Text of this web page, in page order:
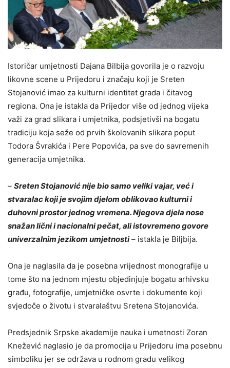
Istoričar umjetnosti Dajana Bilbija govorila je o razvoju
likovne scene u Prijedoru i značaju koji je Sreten
Stojanović imao za kulturni identitet grada i čitavog
regiona. Ona je istakla da Prijedor više od jednog vijeka
važi za grad slikara i umjetnika, podsjetivši na bogatu
tradiciju koja seže od prvih školovanih slikara poput
Todora Švrakića i Pere Popovića, pa sve do savremenih
generacija umjetnika.
– Sreten Stojanović nije bio samo veliki vajar, već i
stvaralac koji je svojim djelom oblikovao kulturni i
duhovni prostor jednog vremena. Njegova djela nose
snažan lični i nacionalni pečat, ali istovremeno govore
univerzalnim jezikom umjetnosti– istakla je Biljbija.
Ona je naglasila da je posebna vrijednost monografije u
tome što na jednom mjestu objedinjuje bogatu arhivsku
građu, fotografije, umjetničke osvrte i dokumente koji
svjedoče o životu i stvaralaštvu Sretena Stojanovića.
Predsjednik Srpske akademije nauka i umetnosti Zoran
Knežević naglasio je da promocija u Prijedoru ima posebnu
simboliku jer se održava u rodnom gradu velikog